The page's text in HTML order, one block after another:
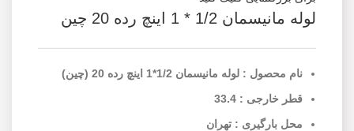
لوله مانیسمان 1/2 * 1 اینچ رده 20 چین
نام محصول : لوله مانیسمان 1/2*1 اینچ رده 20 (چین)
قطر خارجی : 33.4
محل بارگیری : تهران